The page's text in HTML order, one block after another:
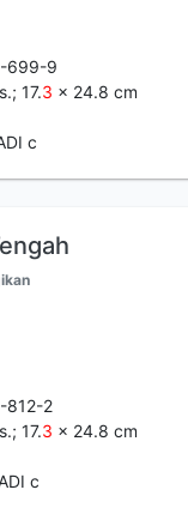
699-9
17.3 x 24.8 cm
c
812-2
17.3 x 24.8 cm
c